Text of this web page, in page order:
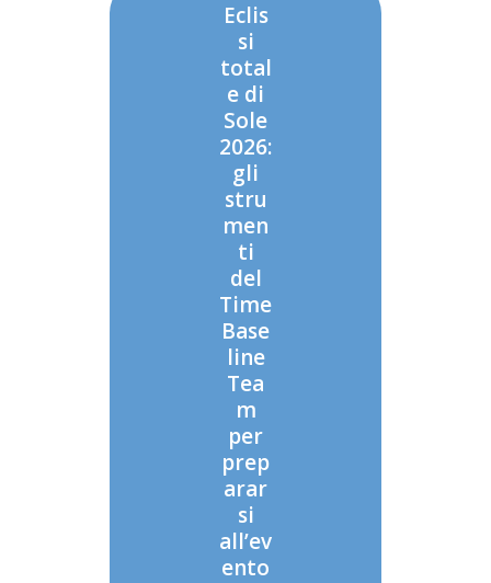
Eclis
si
total
e di
Sole
2026:
gli
stru
men
ti
del
Time
Base
line
Tea
m
per
prep
arar
si
all’ev
ento